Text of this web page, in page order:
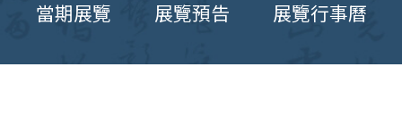
當期展覽 展覽預告 展覽行事曆